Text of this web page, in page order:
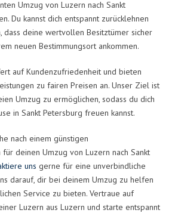
Umzug von Luzern nach Sankt
Du kannst dich entspannt zurücklehnen
dass deine wertvollen Besitztümer sicher
neuen Bestimmungsort ankommen.
auf Kundenzufriedenheit und bieten
zu fairen Preisen an. Unser Ziel ist
Umzug zu ermöglichen, sodass du dich
in Sankt Petersburg freuen kannst.
nach einem günstigen
deinen Umzug von Luzern nach Sankt
uns gerne für eine unverbindliche
darauf, dir bei deinem Umzug zu helfen
Service zu bieten. Vertraue auf
Luzern aus Luzern und starte entspannt